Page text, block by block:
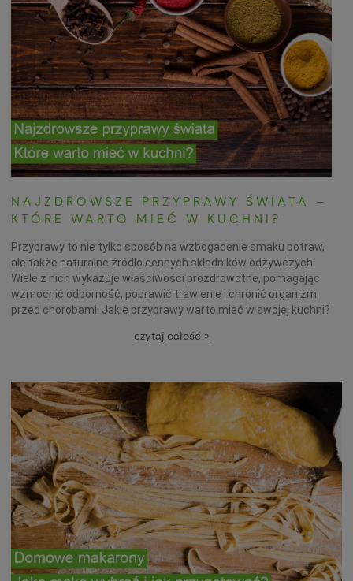
NAJZDROWSZE PRZYPRAWY ŚWIATA –
KTÓRE WARTO MIEĆ W KUCHNI?
Przyprawy to nie tylko sposób na wzbogacenie smaku potraw,
ale także naturalne źródło cennych składników odżywczych.
Wiele z nich wykazuje właściwości prozdrowotne, pomagając
wzmocnić odporność, poprawić trawienie i chronić organizm
przed chorobami. Jakie przyprawy warto mieć w swojej kuchni?
czytaj całość »